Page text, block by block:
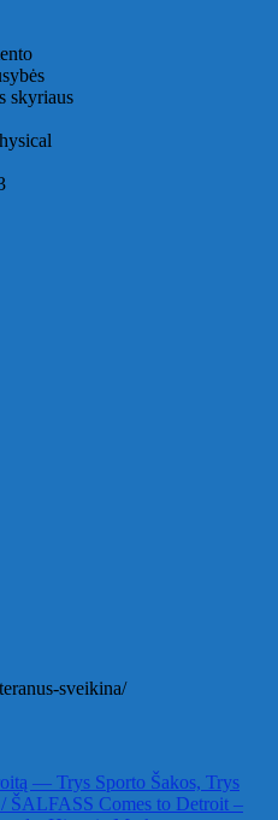
skyriaus
sveikina/
— Trys Sporto Šakos, Trys
ŠALFASS Comes to Detroit –